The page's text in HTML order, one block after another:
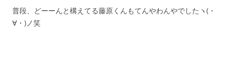
普段、どーーんと構えてる藤原くんもてんやわんやでしたヽ(・
∀・)ノ笑